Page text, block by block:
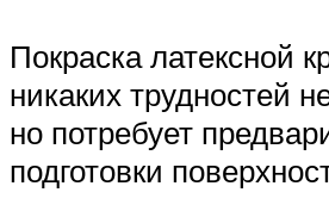
Покраска латексной
никаких трудностей
но потребует
подготовки